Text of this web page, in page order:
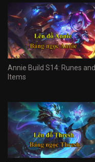
Annie Build S14: Runes and
Items